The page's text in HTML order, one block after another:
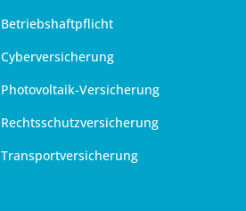
Betriebshaftpflicht
Cyberversicherung
Photovoltaik-Versicherung
Rechtsschutzversicherung
Transportversicherung